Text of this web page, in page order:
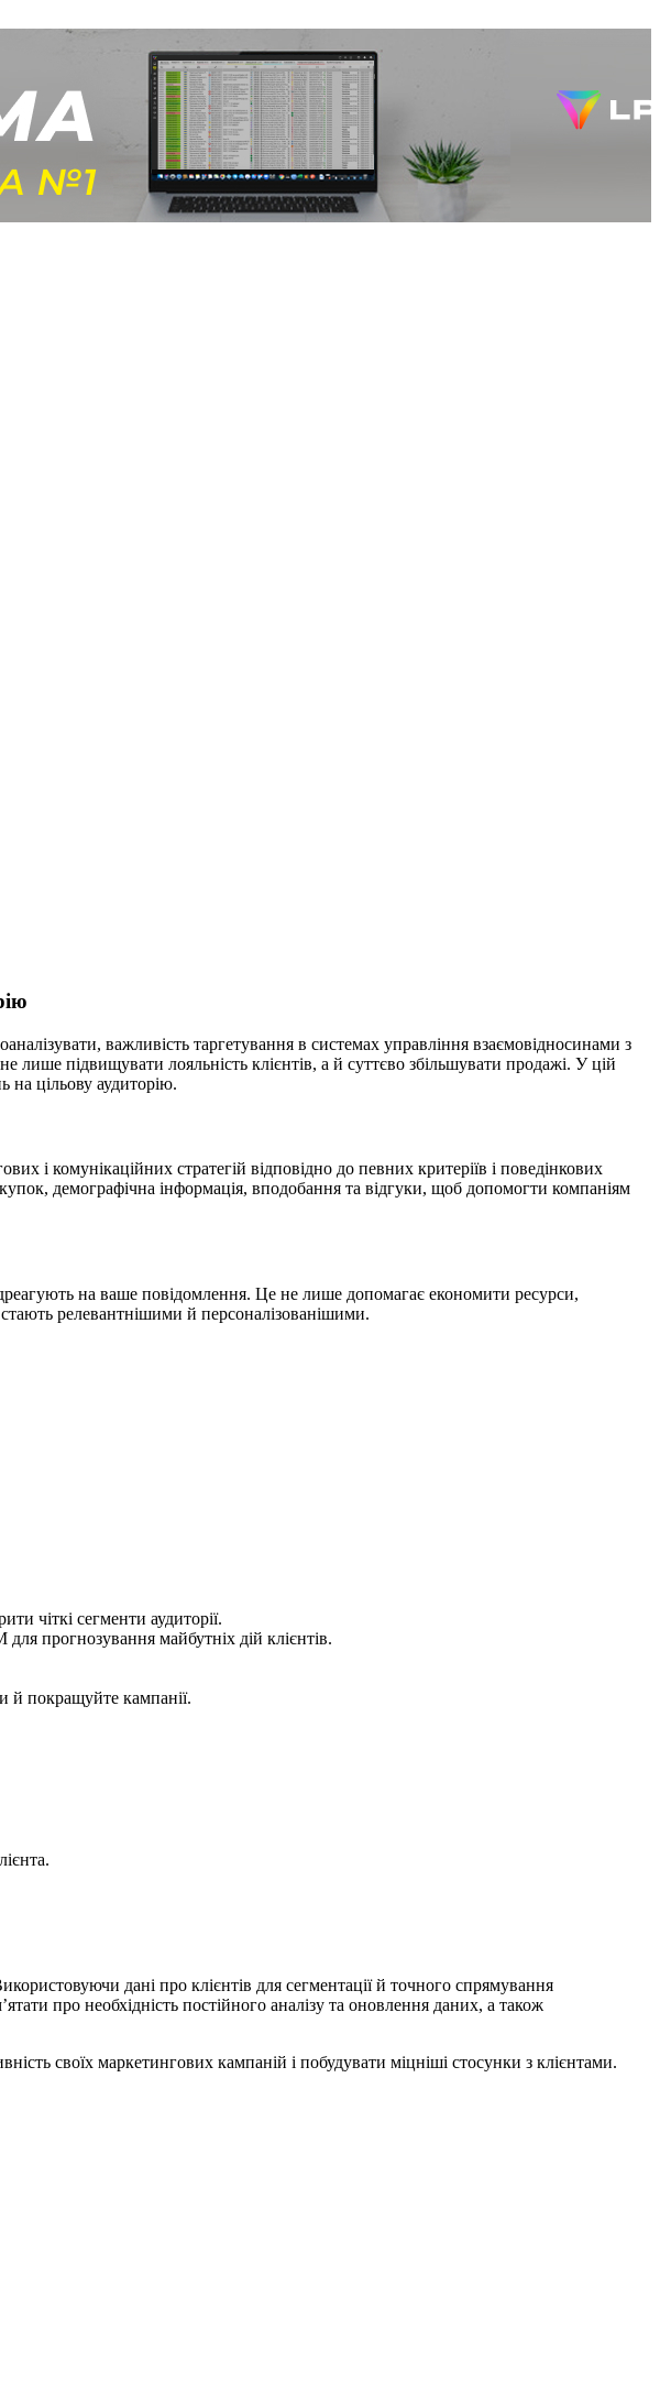
важливість таргетування в системах управління взаємовідносинами з
підвищувати лояльність клієнтів, а й суттєво збільшувати продажі. У цій
на цільову аудиторію.
і комунікаційних стратегій відповідно до певних критеріїв і поведінкових
демографічна інформація, вподобання та відгуки, щоб допомогти компаніям
на ваше повідомлення. Це не лише допомагає економити ресурси,
релевантнішими й персоналізованішими.
чіткі сегменти аудиторії.
прогнозування майбутніх дій клієнтів.
й покращуйте кампанії.
дані про клієнтів для сегментації й точного спрямування
про необхідність постійного аналізу та оновлення даних, а також
своїх маркетингових кампаній і побудувати міцніші стосунки з клієнтами.